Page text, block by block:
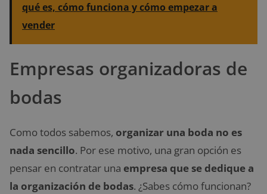
qué es, cómo funciona y cómo empezar a
vender
Empresas organizadoras de
bodas
Como todos sabemos, organizar una boda no es
nada sencillo. Por ese motivo, una gran opción es
pensar en contratar una empresa que se dedique a
la organización de bodas. ¿Sabes cómo funcionan?